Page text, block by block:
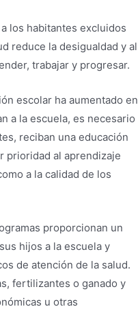
los habitantes excluidos
reduce la desigualdad y al
trabajar y progresar.
escolar ha aumentado en
a la escuela, es necesario
reciban una educación
prioridad al aprendizaje
a la calidad de los
proporcionan un
hijos a la escuela y
de atención de la salud.
fertilizantes o ganado y
u otras